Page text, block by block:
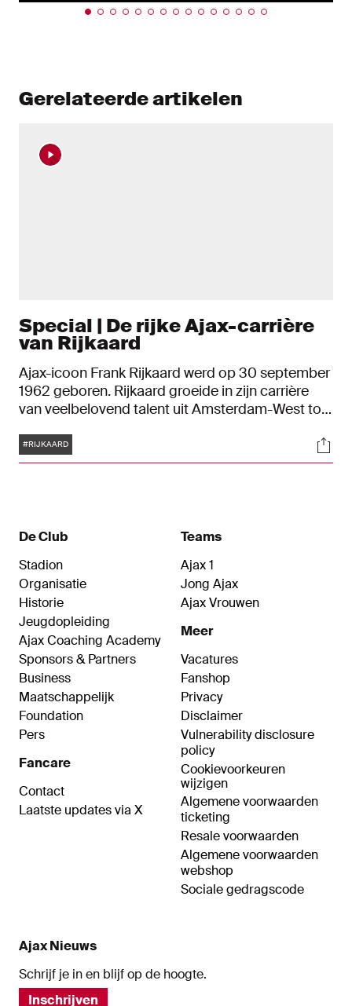
Gerelateerde artikelen
Special | De rijke Ajax-carrière
van Rijkaard
Ajax-icoon Frank Rijkaard werd op 30 september
1962 geboren. Rijkaard groeide in zijn carrière
van veelbelovend talent uit Amsterdam-West tot
Hij brak door in het rood en wit, verdiende via
Sporting CP en Real Zaragoza een transfer naar
wedstrijd wilde ik altijd in de spiegel kunnen kijken
Tags
#RIJKAARD
De Club
Stadion
Organisatie
Historie
Jeugdopleiding
Ajax Coaching Academy
Sponsors & Partners
Business
Maatschappelijk
Foundation
Pers
Fancare
Contact
Laatste updates via X
Teams
Ajax 1
Jong Ajax
Ajax Vrouwen
Meer
Vacatures
Fanshop
Privacy
Disclaimer
Vulnerability disclosure
policy
Cookievoorkeuren
wijzigen
Algemene voorwaarden
ticketing
Resale voorwaarden
Algemene voorwaarden
webshop
Sociale gedragscode
Ajax Nieuws
Schrijf je in en blijf op de hoogte.
Inschrijven